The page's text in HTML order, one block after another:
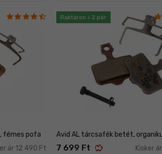
fémes pofa
ár 12 490 Ft
Raktáron > 2 pár
Avid AL tárcsafék betét,
7 699 Ft savings Kisker